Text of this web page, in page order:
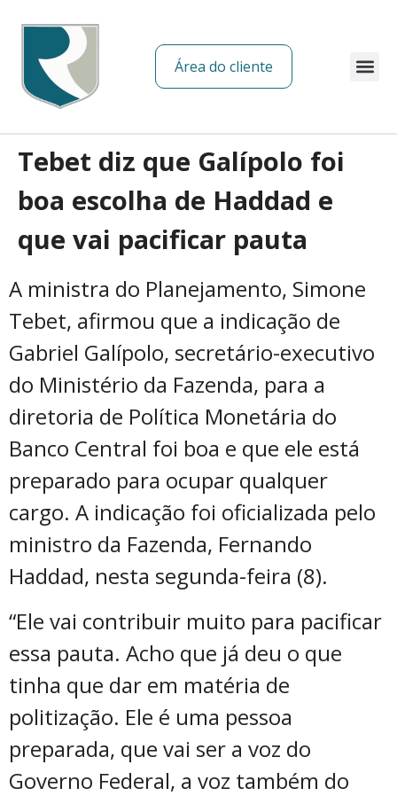
Área do cliente
Tebet diz que Galípolo foi
boa escolha de Haddad e
que vai pacificar pauta
A ministra do Planejamento, Simone
Tebet, afirmou que a indicação de
Gabriel Galípolo, secretário-executivo
do Ministério da Fazenda, para a
diretoria de Política Monetária do
Banco Central foi boa e que ele está
preparado para ocupar qualquer
cargo. A indicação foi oficializada pelo
ministro da Fazenda, Fernando
Haddad, nesta segunda-feira (8).
“Ele vai contribuir muito para pacificar
essa pauta. Acho que já deu o que
tinha que dar em matéria de
politização. Ele é uma pessoa
preparada, que vai ser a voz do
Governo Federal, a voz também do